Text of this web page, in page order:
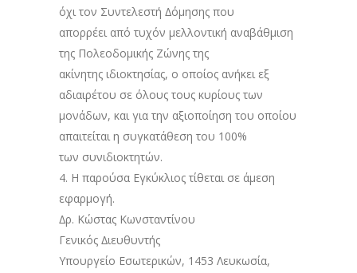
όχι τον Συντελεστή ∆όμησης που
απορρέει από τυχόν μελλοντική αναβάθμιση
της Πολεοδομικής Ζώνης της
ακίνητης ιδιοκτησίας, ο οποίος ανήκει εξ
αδιαιρέτου σε όλους τους κυρίους των
μονάδων, και για την αξιοποίηση του οποίου
απαιτείται η συγκατάθεση του 100%
των συνιδιοκτητών.
4. Η παρούσα Εγκύκλιος τίθεται σε άμεση
εφαρμογή.
∆ρ. Κώστας Κωνσταντίνου
Γενικός ∆ιευθυντής
Υπουργείο Εσωτερικών, 1453 Λευκωσία,